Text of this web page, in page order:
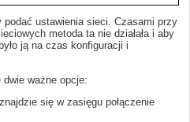
ustawienia sieci. Czasami przy
metoda ta nie działała i aby
ją na czas konfiguracji i
ważne opcje:
się w zasięgu połączenie